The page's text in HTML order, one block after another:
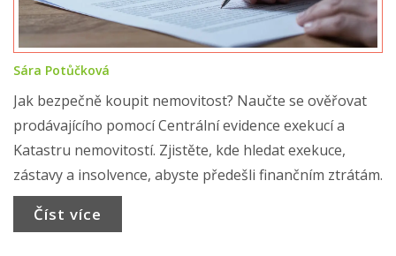
Sára Potůčková
Jak bezpečně koupit nemovitost? Naučte se ověřovat
prodávajícího pomocí Centrální evidence exekucí a
Katastru nemovitostí. Zjistěte, kde hledat exekuce,
zástavy a insolvence, abyste předešli finančním ztrátám.
Číst více